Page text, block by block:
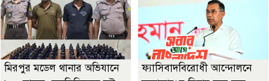
মিরপুর মডেল থানার অভিযানে
ফ্যাসিবাদবিরোধী আন্দোলনে